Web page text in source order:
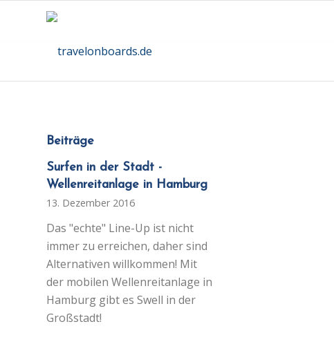
Beiträge
Surfen in der Stadt -
Wellenreitanlage in Hamburg
13. Dezember 2016
Das "echte" Line-Up ist nicht
immer zu erreichen, daher sind
Alternativen willkommen! Mit
der mobilen Wellenreitanlage in
Hamburg gibt es Swell in der
Großstadt!